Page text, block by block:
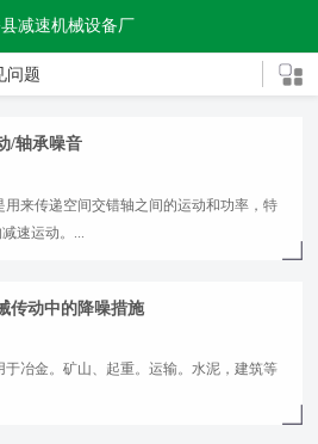
减速机械设备厂
问题
/轴承噪音
用来传递空间交错轴之间的运动和功率，特
速运动。...
传动中的降噪措施
于冶金。矿山、起重。运输。水泥，建筑等